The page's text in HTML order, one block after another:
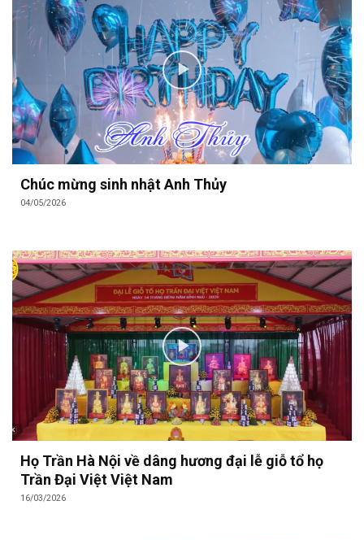
Chúc mừng sinh nhật Anh Thủy
04/05/2026
Họ Trần Hà Nội về dâng hương đại lễ giỗ tổ họ
Trần Đại Việt Việt Nam
16/03/2026